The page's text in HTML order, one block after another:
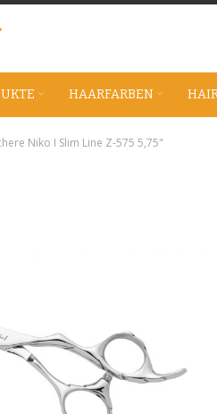
HAARFARBEN
Niko I Slim Line Z-575 5,75"